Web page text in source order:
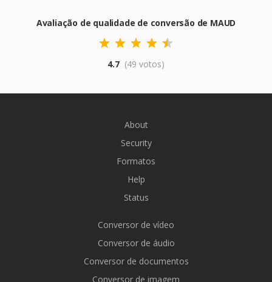
Avaliação de qualidade de conversão de MAUD
4.7 (49 votos)
About
Security
Formatos
Help
Status
Conversor de vídeo
Conversor de áudio
Conversor de documentos
Conversor de imagem